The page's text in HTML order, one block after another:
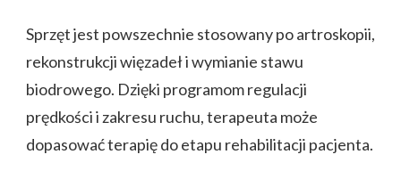
Sprzęt jest powszechnie stosowany po artroskopii,
rekonstrukcji więzadeł i wymianie stawu
biodrowego. Dzięki programom regulacji
prędkości i zakresu ruchu, terapeuta może
dopasować terapię do etapu rehabilitacji pacjenta.